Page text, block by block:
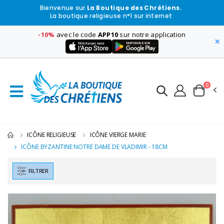
Bienvenue sur La Boutique des Chrétiens.
La boutique religieuse n°1 sur internet
-10% avec le code APP10 sur notre application
×
0
ICÔNE RELIGIEUSE
ICÔNE VIERGE MARIE
ICÔNE BYZANTINE NOTRE DAME DE VLADIMIR - 18CM
FILTRER